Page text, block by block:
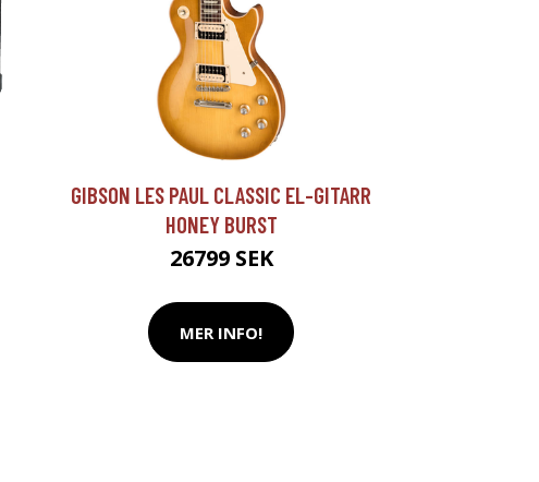
GIBSON LES PAUL CLASSIC EL-GITARR
HONEY BURST
26799 SEK
MER INFO!